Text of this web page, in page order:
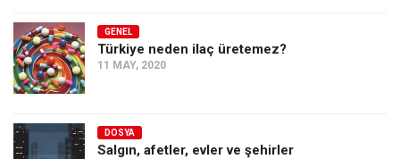
GENEL
Türkiye neden ilaç üretemez?
11 MAY, 2020
DOSYA
Salgın, afetler, evler ve şehirler